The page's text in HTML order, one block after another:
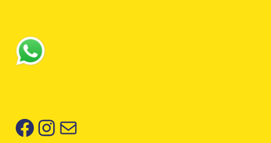
Facebook
Instagram
Correo electrónico